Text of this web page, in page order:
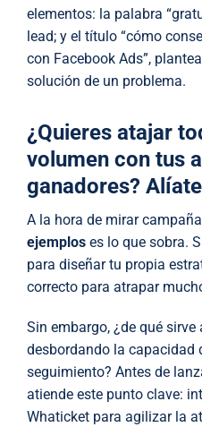
elementos: la palabra
lead; y el título “cómo
con Facebook Ads”,
solución de un problema.
¿Quieres atajar
volumen con tus
ganadores?
A la hora de mirar
ejemplos es lo que sobra.
para diseñar tu propia
correcto para atrapar
Sin embargo, ¿de qué
desbordando la capacidad
seguimiento? Antes de
atiende este punto clave:
Whaticket para agilizar la